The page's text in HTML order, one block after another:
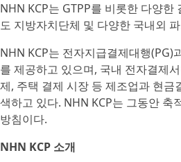
NHN KCP는 GTPP를 비롯한 다양
도 지방자치단체 및 다양한 국내외
NHN KCP는 전자지급결제대행
를 제공하고 있으며, 국내 전자결제
제, 주택 결제 시장 등 제조업과 현
색하고 있다. NHN KCP는 그동안
방침이다.
NHN KCP 소개